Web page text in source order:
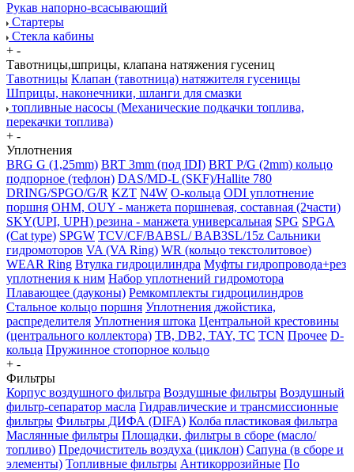
Рукав напорно-всасывающий
Стартеры
Стекла кабины
+ -
Тавотницы,шприцы, клапана натяжения гусениц
Тавотницы Клапан (тавотница) натяжителя гусеницы
Шприцы, наконечники, шланги для смазки
топливные насосы (Механические подкачки топлива,
перекачки топлива)
+ -
Уплотнения
BRG G (1,25mm) BRT 3mm (под IDI) BRT P/G (2mm) кольцо
подпорное (тефлон) DAS/MD-L (SKF)/Hallite 780
DRING/SPGO/G/R KZT N4W O-кольца ODI уплотнение
поршня OHM, OUY - манжета поршневая, составная (2части)
SKY(UPI, UPH) резина - манжета универсальная SPG SPGA
(Cat type) SPGW TCV/CF/BABSL/ BAB3SL/15z Сальники
гидромоторов VA (VA Ring) WR (кольцо текстолитовое)
WEAR Ring Втулка гидроцилиндра Муфты гидропровода+рез
уплотнения к ним Набор уплотнений гидромотора
Плавающее (дауконы) Ремкомплекты гидроцилиндров
Стальное кольцо поршня Уплотнения джойстика,
распределителя Уплотнения штока Центральной крестовины
(центрального коллектора) TB, DB2, TAY, TC TCN Прочее D-
кольца Пружинное стопорное кольцо
+ -
Фильтры
Корпус воздушного фильтра Воздушные фильтры Воздушный
фильтр-сепаратор масла Гидравлические и трансмиссионные
фильтры Фильтры ДИФА (DIFA) Колба пластиковая фильтра
Маслянные фильтры Площадки, фильтры в сборе (масло/
топливо) Предочиститель воздуха (циклон) Сапуна (в сборе и
элементы) Топливные фильтры Антикоррозийные По